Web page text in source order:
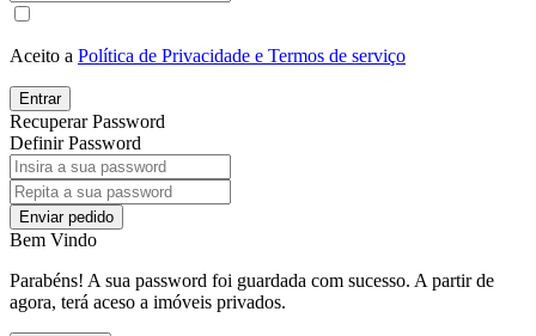
Aceito a Política de Privacidade e Termos de serviço
Entrar
Recuperar Password
Definir Password
Enviar pedido
Bem Vindo
Parabéns! A sua password foi guardada com sucesso. A partir de
agora, terá aceso a imóveis privados.